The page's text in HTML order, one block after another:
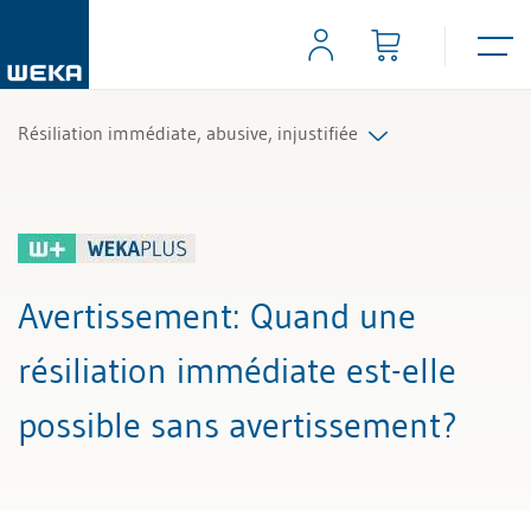
Résiliation immédiate, abusive, injustifiée
Avertissement: Quand une
résiliation immédiate est-elle
possible sans avertissement?